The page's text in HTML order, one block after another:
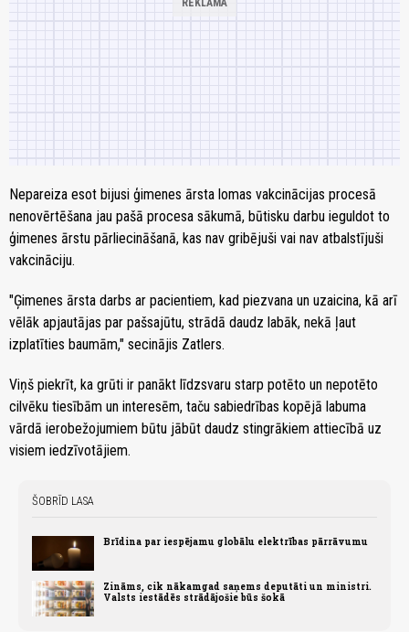
Nepareiza esot bijusi ģimenes ārsta lomas vakcinācijas procesā
nenovērtēšana jau pašā procesa sākumā, būtisku darbu ieguldot to
ģimenes ārstu pārliecināšanā, kas nav gribējuši vai nav atbalstījuši
vakcināciju.
"Ģimenes ārsta darbs ar pacientiem, kad piezvana un uzaicina, kā arī
vēlāk apjautājas par pašsajūtu, strādā daudz labāk, nekā ļaut
izplatīties baumām," secinājis Zatlers.
Viņš piekrīt, ka grūti ir panākt līdzsvaru starp potēto un nepotēto
cilvēku tiesībām un interesēm, taču sabiedrības kopējā labuma
vārdā ierobežojumiem būtu jābūt daudz stingrākiem attiecībā uz
visiem iedzīvotājiem.
ŠOBRĪD LASA
Brīdina par iespējamu globālu elektrības pārrāvumu
Zināms, cik nākamgad saņems deputāti un ministri.
Valsts iestādēs strādājošie būs šokā